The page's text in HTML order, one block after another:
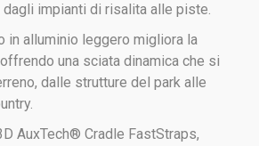
impianti di risalita alle piste.
in alluminio leggero migliora la
una sciata dinamica che si
dalle strutture del park alle
AuxTech® Cradle FastStraps,